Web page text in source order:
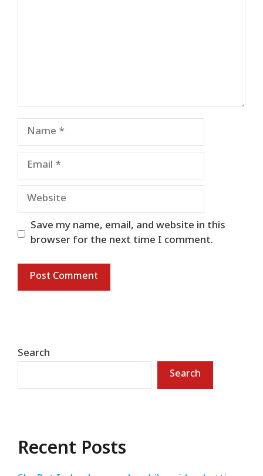
Name
Email
Website
Save my name, email, and website in this
browser for the next time I comment.
Search
Search
Recent Posts